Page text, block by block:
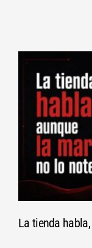
La tienda